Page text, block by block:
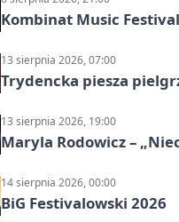
Kombinat Music
13 sierpnia 2026, 07:00
Trydencka piesza
13 sierpnia 2026, 19:00
Maryla Rodowicz –
14 sierpnia 2026, 00:00
BiG Festivalowski 2026